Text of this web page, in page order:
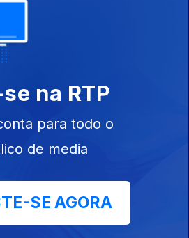
na RTP
para todo o
de media
SE AGORA